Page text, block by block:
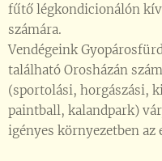
fűtő légkondicionálón
számára.
Vendégeink
található Orosházán
(sportolási, horgászási,
paintball, kalandpark)
igényes környezetben az